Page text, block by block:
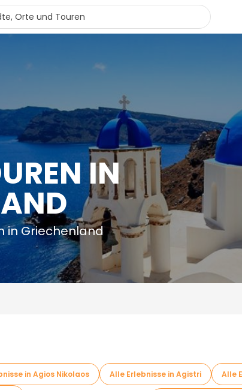
IN
in Griechenland
in Agios Nikolaos Alle Erlebnisse in Agistri Alle